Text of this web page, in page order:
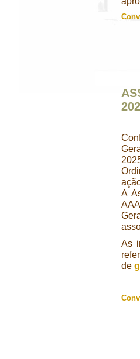
A
As
de